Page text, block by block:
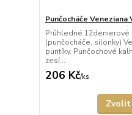
Punčocháče Veneziana
Průhledné
(punčocháče, silonky)
puntíky. Punčochové
zesí...
206 Kč/ks